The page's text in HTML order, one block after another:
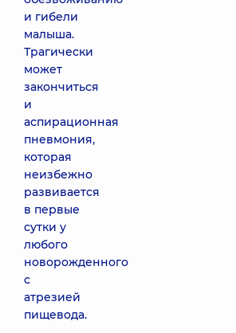
и гибели
малыша.
Трагически
может
закончиться
и
аспирационная
пневмония,
которая
неизбежно
развивается
в первые
сутки у
любого
новорожденного
с
атрезией
пищевода.